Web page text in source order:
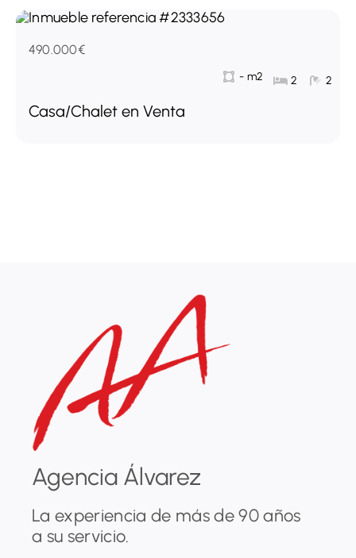
490.000€
- m2 2 2
Casa/Chalet en Venta
Agencia Álvarez
La experiencia de más de 90 años
a su servicio.